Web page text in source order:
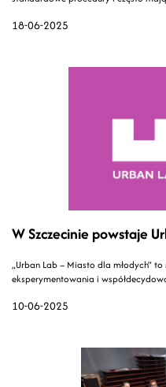
18-06-2025
10-06-2025
W Szczecinie powstaje
„Urban Lab – Miasto dla młodych”
eksperymentowania i